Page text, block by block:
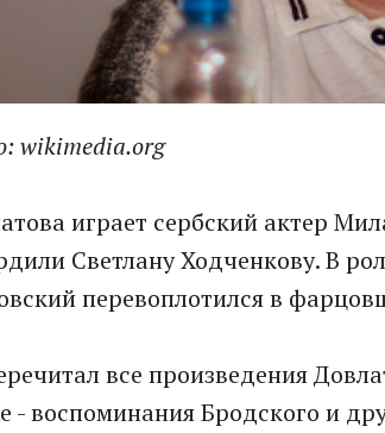
wikimedia.org
играет сербский актер
Светлану Ходченкову. В
перевоплотился в
все произведения
- воспоминания Бродского и